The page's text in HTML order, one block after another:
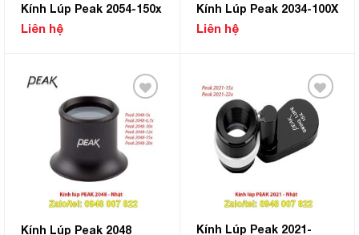
Kính Lúp Peak 2054-150x
Liên hệ
Kính Lúp Peak 2034-100X
Liên hệ
Wishlist
Kính Lúp Peak 2048
Add to
Wishlist
Kính Lúp Peak 2021-